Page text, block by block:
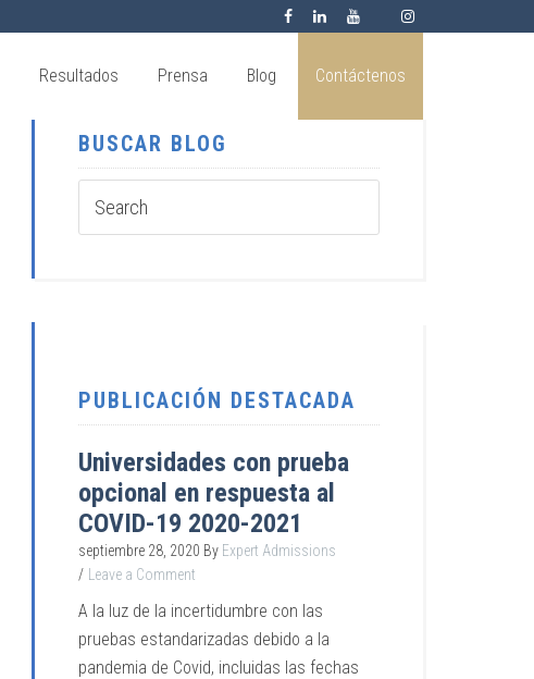
Resultados Prensa Blog Contáctenos
BUSCAR BLOG
PUBLICACIÓN DESTACADA
Universidades con prueba
opcional en respuesta al
COVID-19 2020-2021
septiembre 28, 2020 By Expert Admissions
Leave a Comment
A la luz de la incertidumbre con las
pruebas estandarizadas debido a la
pandemia de Covid, incluidas las fechas